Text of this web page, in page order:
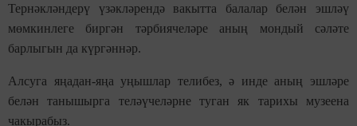
Тернәкләндерү үзәкләрендә вакытта балалар белән эшләү
мөмкинлеге биргән тәрбиячеләре аның мондый сәләте
барлыгын да күргәннәр.
Алсуга яңадан-яңа уңышлар телибез, ә инде аның эшләре
белән танышырга теләүчеләрне туган як тарихы музеена
чакырабыз.